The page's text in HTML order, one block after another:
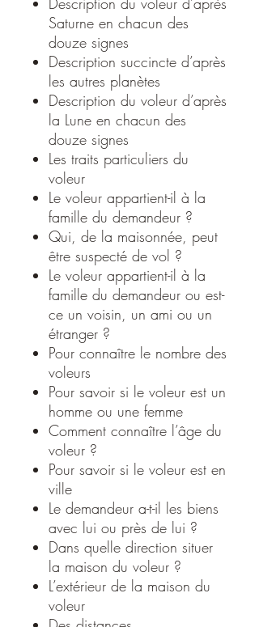
Saturne en chacun des
douze signes
Description succincte d’après
les autres planètes
Description du voleur d’après
la Lune en chacun des
douze signes
Les traits particuliers du
voleur
Le voleur appartient-il à la
famille du demandeur ?
Qui, de la maisonnée, peut
être suspecté de vol ?
Le voleur appartient-il à la
famille du demandeur ou est-
ce un voisin, un ami ou un
étranger ?
Pour connaître le nombre des
voleurs
Pour savoir si le voleur est un
homme ou une femme
Comment connaître l’âge du
voleur ?
Pour savoir si le voleur est en
ville
Le demandeur a-t-il les biens
avec lui ou près de lui ?
Dans quelle direction situer
la maison du voleur ?
L’extérieur de la maison du
voleur